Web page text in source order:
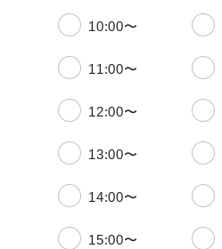
10:00〜
11:00〜
12:00〜
13:00〜
14:00〜
15:00〜